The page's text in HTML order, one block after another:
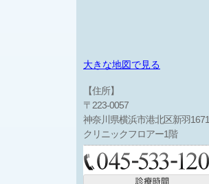
大きな地図で見る
【住所】
〒223-0057
神奈川県横浜市港北区新羽1671
クリニックフロアー1階